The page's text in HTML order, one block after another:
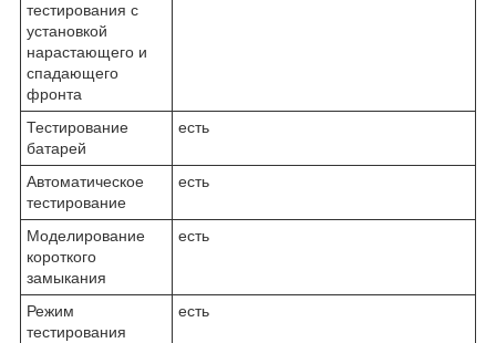
тестирования с
установкой
нарастающего и
спадающего
фронта
Тестирование
батарей
есть
Автоматическое
тестирование
есть
Моделирование
короткого
замыкания
есть
Режим
тестирования
есть